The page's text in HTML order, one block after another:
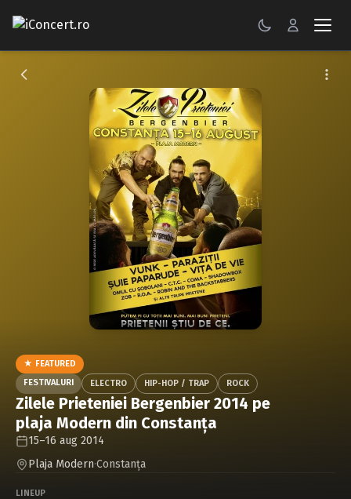
CONCERTE
Caută în site...
★ FEATURED
FESTIVALURI
ELECTRO HIP-HOP / TRAP ROCK
Zilele Prieteniei Bergenbier 2014 pe
plaja Modern din Constanţa
15–16 aug 2014
Plaja Modern·Constanţa
LINEUP